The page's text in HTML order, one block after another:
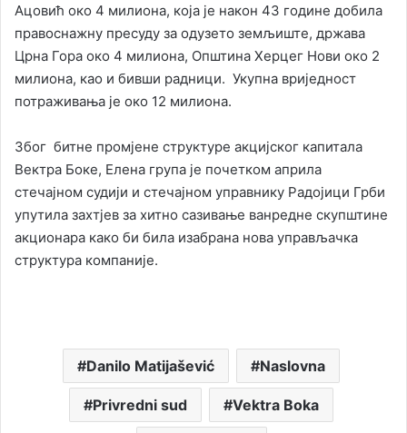
Ацовић око 4 милиона, која је након 43 године добила
правоснажну пресуду за одузето земљиште, држава
Црна Гора око 4 милиона, Општина Херцег Нови око 2
милиона, као и бивши радници. Укупна вриједност
потраживања је око 12 милиона.
Због битне промјене структуре акцијског капитала
Вектра Боке, Елена група је почетком априла
стечајном судији и стечајном управнику Радојици Грби
упутила захтјев за хитно сазивање ванредне скупштине
акционара како би била изабрана нова управљачка
структура компаније.
Danilo Matijašević Naslovna
Privredni sud Vektra Boka